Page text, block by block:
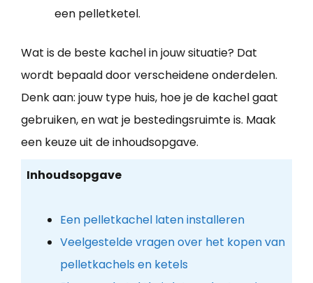
een pelletketel.
Wat is de beste kachel in jouw situatie? Dat
wordt bepaald door verscheidene onderdelen.
Denk aan: jouw type huis, hoe je de kachel gaat
gebruiken, en wat je bestedingsruimte is. Maak
een keuze uit de inhoudsopgave.
Inhoudsopgave
Een pelletkachel laten installeren
Veelgestelde vragen over het kopen van
pelletkachels en ketels